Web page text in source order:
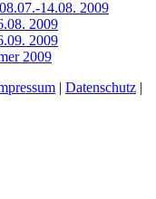
14.08. 2009
2009
2009
2009
| Datenschutz |